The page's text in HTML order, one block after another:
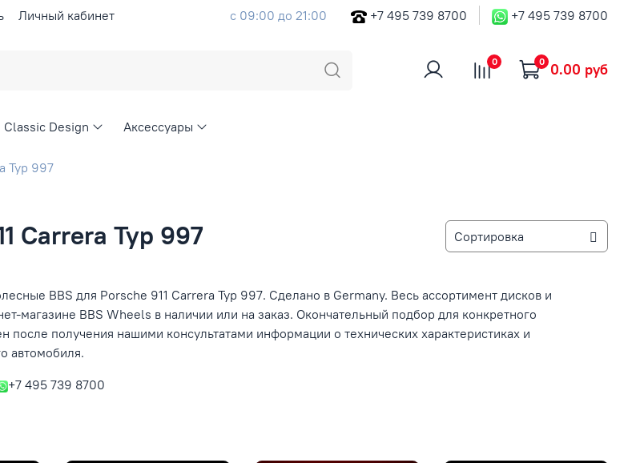
Личный кабинет с 09:00 до 21:00 +7 495 739 8700 +7 495 739 8700
0 0 0.00 руб
Classic Design Аксессуары
Typ 997
Carrera Typ 997
BBS для Porsche 911 Carrera Typ 997. Сделано в Germany. Весь ассортимент дисков и
магазине BBS Wheels в наличии или на заказ. Окончательный подбор для конкретного
после получения нашими консультатами информации о технических характеристиках и
автомобиля.
+7 495 739 8700